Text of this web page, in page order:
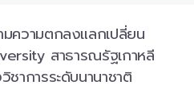
ความตกลงแลกเปลี่ยน
สาธารณรัฐเกาหลี
ชาการระดับนานาชาติ